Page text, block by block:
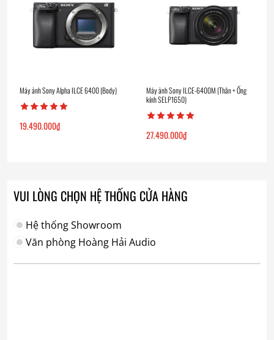
Máy ảnh Sony Alpha ILCE 6400 (Body)
19.490.000₫
Máy ảnh Sony ILCE-6400M (Thân + Ống
kính SELP1650)
27.490.000₫
VUI LÒNG CHỌN HỆ THỐNG CỬA HÀNG
Hệ thống Showroom
Văn phòng Hoàng Hải Audio